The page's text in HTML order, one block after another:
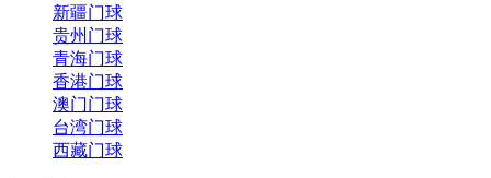
新疆门球
贵州门球
青海门球
香港门球
澳门门球
台湾门球
西藏门球